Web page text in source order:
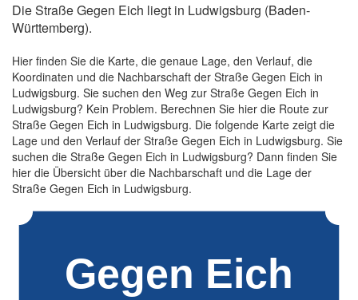
Die Straße Gegen Eich liegt in Ludwigsburg (Baden-
Württemberg).
Hier finden Sie die Karte, die genaue Lage, den Verlauf, die
Koordinaten und die Nachbarschaft der Straße Gegen Eich in
Ludwigsburg. Sie suchen den Weg zur Straße Gegen Eich in
Ludwigsburg? Kein Problem. Berechnen Sie hier die Route zur
Straße Gegen Eich in Ludwigsburg. Die folgende Karte zeigt die
Lage und den Verlauf der Straße Gegen Eich in Ludwigsburg. Sie
suchen die Straße Gegen Eich in Ludwigsburg? Dann finden Sie
hier die Übersicht über die Nachbarschaft und die Lage der
Straße Gegen Eich in Ludwigsburg.